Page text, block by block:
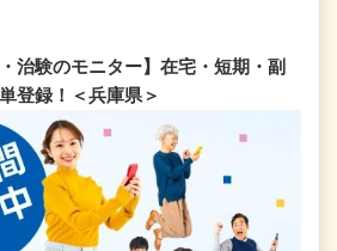
治験のモニター】在宅・短期・副
登録！＜兵庫県＞